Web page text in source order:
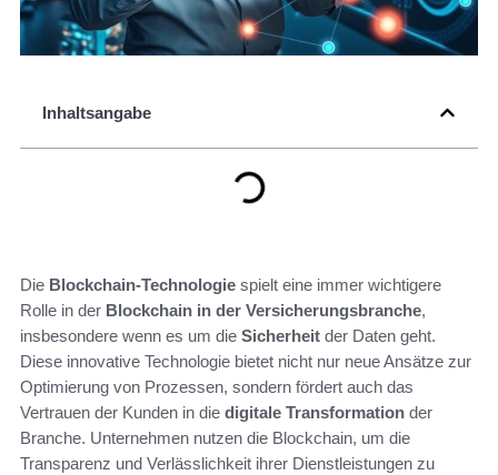
Inhaltsangabe
Die Blockchain-Technologie spielt eine immer wichtigere
Rolle in der Blockchain in der Versicherungsbranche,
insbesondere wenn es um die Sicherheit der Daten geht.
Diese innovative Technologie bietet nicht nur neue Ansätze zur
Optimierung von Prozessen, sondern fördert auch das
Vertrauen der Kunden in die digitale Transformation der
Branche. Unternehmen nutzen die Blockchain, um die
Transparenz und Verlässlichkeit ihrer Dienstleistungen zu